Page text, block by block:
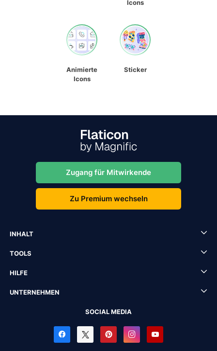
Icons
Animierte
Icons
Sticker
Zugang für Mitwirkende
Zu Premium wechseln
INHALT
TOOLS
HILFE
UNTERNEHMEN
SOCIAL MEDIA